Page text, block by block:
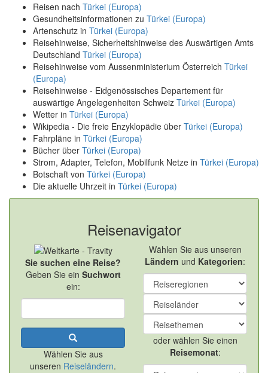
Reisen nach Türkei (Europa)
Gesundheitsinformationen zu Türkei (Europa)
Artenschutz in Türkei (Europa)
Reisehinweise, Sicherheitshinweise des Auswärtigen Amts
Deutschland Türkei (Europa)
Reisehinweise vom Aussenministerium Österreich Türkei
(Europa)
Reisehinweise - Eidgenössisches Departement für
auswärtige Angelegenheiten Schweiz Türkei (Europa)
Wetter in Türkei (Europa)
Wikipedia - Die freie Enzyklopädie über Türkei (Europa)
Fahrpläne in Türkei (Europa)
Bücher über Türkei (Europa)
Strom, Adapter, Telefon, Mobilfunk Netze in Türkei (Europa)
Botschaft von Türkei (Europa)
Die aktuelle Uhrzeit in Türkei (Europa)
Reisenavigator
Sie suchen eine Reise?
Geben Sie ein Suchwort
ein:
Wählen Sie aus
unseren Reiseländern.
Wählen Sie aus unseren
Ländern und Kategorien:
oder wählen Sie einen
Reisemonat: